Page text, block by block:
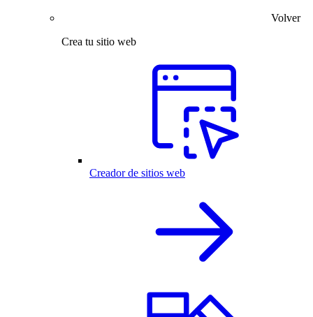
Volver
Crea tu sitio web
Creador de sitios web